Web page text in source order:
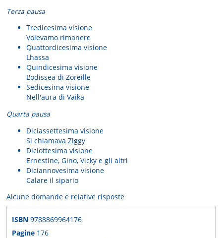
Terza pausa
Tredicesima visione
Volevamo rimanere
Quattordicesima visione
Lhassa
Quindicesima visione
L'odissea di Zoreille
Sedicesima visione
Nell'aura di Vaika
Quarta pausa
Diciassettesima visione
Si chiamava Ziggy
Diciottesima visione
Ernestine, Gino, Vicky e gli altri
Diciannovesima visione
Calare il sipario
Alcune domande e relative risposte
ISBN9788869964176
Pagine 176